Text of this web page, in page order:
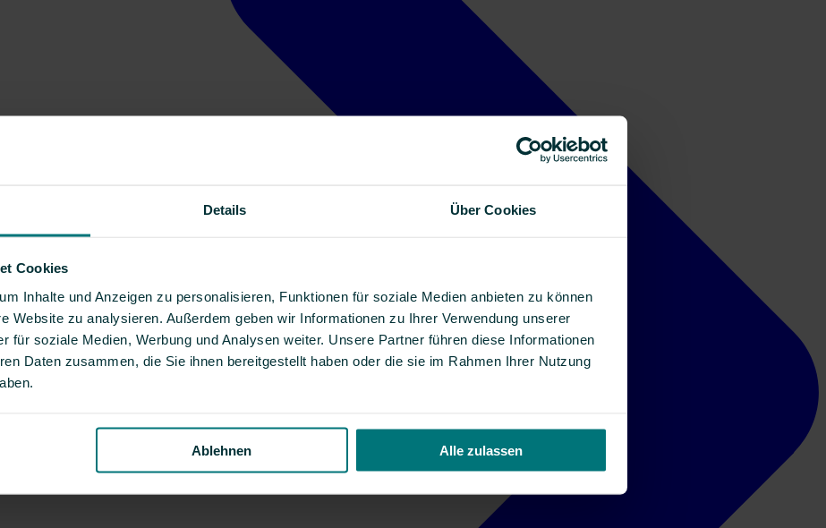
Details Über Cookies
Cookies
Inhalte und Anzeigen zu personalisieren, Funktionen für soziale Medien anbieten zu können
Website zu analysieren. Außerdem geben wir Informationen zu Ihrer Verwendung unserer
für soziale Medien, Werbung und Analysen weiter. Unsere Partner führen diese Informationen
Daten zusammen, die Sie ihnen bereitgestellt haben oder die sie im Rahmen Ihrer Nutzung
Ablehnen Alle zulassen